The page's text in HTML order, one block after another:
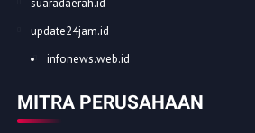
suaradaerah.id
update24jam.id
infonews.web.id
MITRA PERUSAHAAN